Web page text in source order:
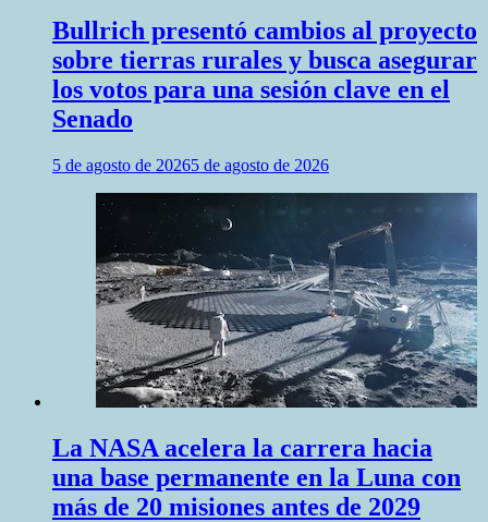
Bullrich presentó cambios al proyecto
sobre tierras rurales y busca asegurar
los votos para una sesión clave en el
Senado
5 de agosto de 20265 de agosto de 2026
La NASA acelera la carrera hacia
una base permanente en la Luna con
más de 20 misiones antes de 2029